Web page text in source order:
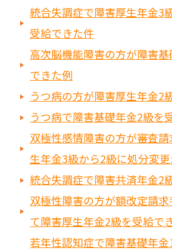
統合失調症で障害厚生年金3
受給できた件
高次脳機能障害の方が障害
できた例
うつ病の方が障害厚生年金2
うつ病で障害基礎年金2級を
双極性感情障害の方が審査
生年金3級から2級に処分変
統合失調症で障害共済年金2
双極性障害の方が額改定請
て障害厚生年金2級を受給で
若年性認知症で障害基礎年